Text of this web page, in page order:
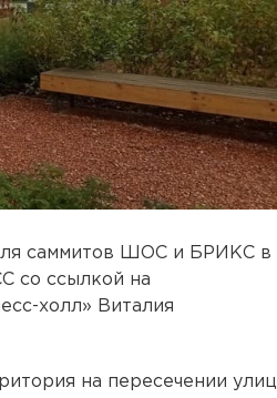
саммитов ШОС и БРИКС в
со ссылкой на
холл» Виталия
на пересечении улиц